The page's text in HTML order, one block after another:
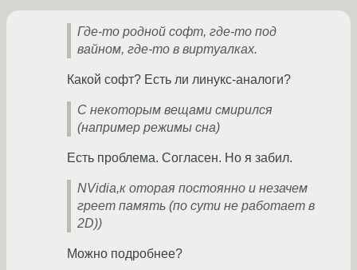
Где-то родной софт, где-то под
вайном, где-то в виртуалках.
Какой софт? Есть ли линукс-аналоги?
С некоторым вещами смирился
(например режимы сна)
Есть проблема. Согласен. Но я забил.
NVidia,к оторая постоянно и незачем
греет память (по сути не работает в
2D))
Можно подробнее?